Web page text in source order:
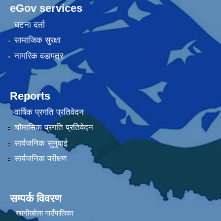
eGov services
घटना दर्ता
सामाजिक सुरक्षा
नागरिक वडापत्र
Reports
वार्षिक प्रगति प्रतिवेदन
चौमासिक प्रगति प्रतिवेदन
सार्वजनिक सुनुवाई
सार्वजनिक परीक्षण
सम्पर्क विवरण
खानीखोला गाउँपालिका